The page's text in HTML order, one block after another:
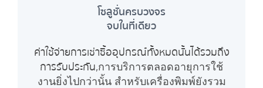
โซลูชั่นครบวงจร
จบในที่เดียว
ค่าใช้จ่ายการเช่าซื้ออุปกรณ์ทั้งหมดนั้นได้รวมถึง
การรับประกัน,การบริการตลอดอายุการใช้
งานยิ่งไปกว่านั้น สำหรับเครื่องพิมพ์ยังรวม